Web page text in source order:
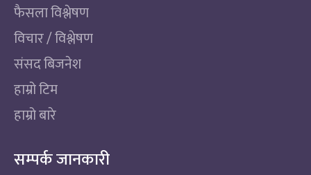
फैसला विश्लेषण
विचार / विश्लेषण
संसद बिजनेश
हाम्रो टिम
हाम्रो बारे
सम्पर्क जानकारी